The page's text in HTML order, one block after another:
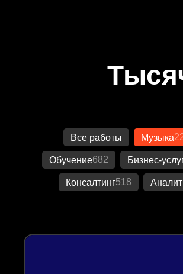
Все работы Музыка
Обучение682 Бизнес-
Консалтинг518